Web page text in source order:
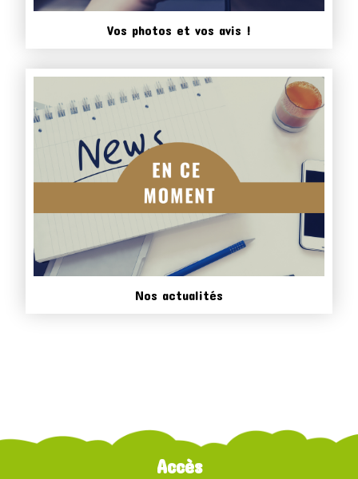
Vos photos et vos avis !
Nos actualités
Accès